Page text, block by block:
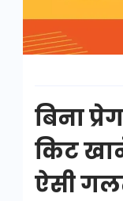
खाने
से
होता
बिना
किट
ऐसी